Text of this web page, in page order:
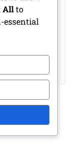
this
Allto
essential